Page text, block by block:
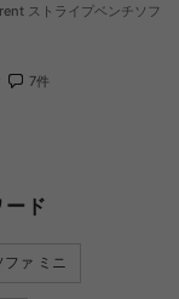
ストライプベンチソフ
7件
ド
ファ ミニ